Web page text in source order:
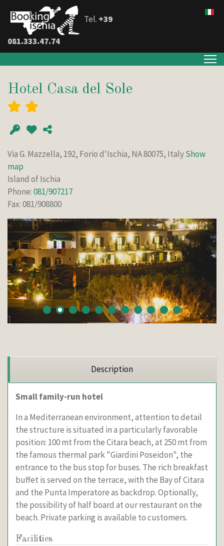
Tel. +39
081.333.47.74
Hotel Casa del Sole
Via G. Mazzella, 192, Forio d'Ischia, NA 80075, ItalyShow
map
Island of Ischia
Phone:081/907217
Fax: 081/908800
Description
Small family-run hotel
In a Mediterranean environment, attention to detail
the structure is situated in a particularly favorable
position: 100 mt from the Citara beach, at 250 mt from
the famous thermal park "Giardini Poseidon", the
entrance to the bus stop for buses. The rich breakfast
buffet is served on the terrace, with the Bay of Citara
and the Punta Imperatore as backdrop. Optionally,
the possibility of half board at our restaurant on the
beach. Private parking is available to customers.
Facilities